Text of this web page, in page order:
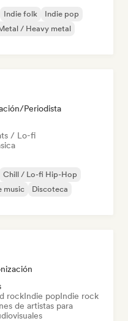
Indie folk
Indie pop
/ Heavy metal
Periodista
/ Lo-fi
Chill / Lo-fi Hip-Hop
music
Discoteca
rockIndie popIndie rock
de artistas para